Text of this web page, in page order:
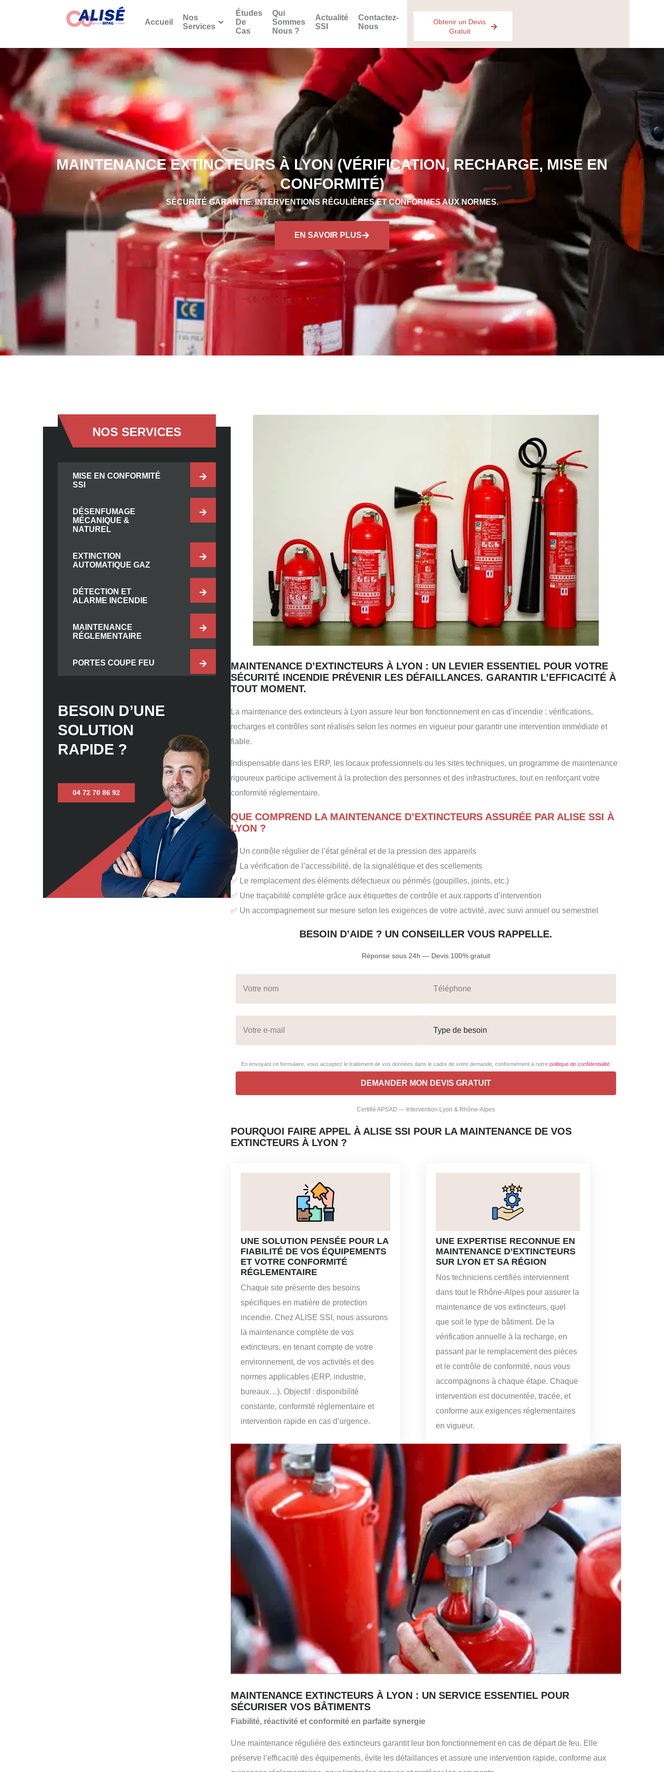
Accueil
Nos
Services
Études
De
Cas
Qui
Sommes
Nous ?
Actualité
SSI
Contactez-
Nous
Obtenir un Devis
Gratuit
MAINTENANCE EXTINCTEURS À LYON (VÉRIFICATION, RECHARGE, MISE EN
CONFORMITÉ)
SÉCURITÉ GARANTIE. INTERVENTIONS RÉGULIÈRES ET CONFORMES AUX NORMES.
EN SAVOIR PLUS
NOS SERVICES
MISE EN CONFORMITÉ
SSI
DÉSENFUMAGE
MÉCANIQUE &
NATUREL
EXTINCTION
AUTOMATIQUE GAZ
DÉTECTION ET
ALARME INCENDIE
MAINTENANCE
RÉGLEMENTAIRE
PORTES COUPE FEU
BESOIN D’UNE
SOLUTION
RAPIDE ?
04 72 70 86 92
MAINTENANCE D’EXTINCTEURS À LYON : UN LEVIER ESSENTIEL POUR VOTRE
SÉCURITÉ INCENDIE PRÉVENIR LES DÉFAILLANCES. GARANTIR L’EFFICACITÉ À
TOUT MOMENT.
La maintenance des extincteurs à Lyon assure leur bon fonctionnement en cas d’incendie : vérifications,
recharges et contrôles sont réalisés selon les normes en vigueur pour garantir une intervention immédiate et
fiable.
Indispensable dans les ERP, les locaux professionnels ou les sites techniques, un programme de maintenance
rigoureux participe activement à la protection des personnes et des infrastructures, tout en renforçant votre
conformité réglementaire.
QUE COMPREND LA MAINTENANCE D’EXTINCTEURS ASSURÉE PAR ALISE SSI À
LYON ?
✅ Un contrôle régulier de l’état général et de la pression des appareils
✅ La vérification de l’accessibilité, de la signalétique et des scellements
✅ Le remplacement des éléments défectueux ou périmés (goupilles, joints, etc.)
✅ Une traçabilité complète grâce aux étiquettes de contrôle et aux rapports d’intervention
✅ Un accompagnement sur mesure selon les exigences de votre activité, avec suivi annuel ou semestriel
BESOIN D’AIDE ? UN CONSEILLER VOUS RAPPELLE.
Réponse sous 24h — Devis 100% gratuit
En envoyant ce formulaire, vous acceptez le traitement de vos données dans le cadre de votre demande, conformément à notre politique de confidentialité.
Certifié APSAD — Intervention Lyon & Rhône-Alpes
POURQUOI FAIRE APPEL À ALISE SSI POUR LA MAINTENANCE DE VOS
EXTINCTEURS À LYON ?
UNE SOLUTION PENSÉE POUR LA
FIABILITÉ DE VOS ÉQUIPEMENTS
ET VOTRE CONFORMITÉ
RÉGLEMENTAIRE
Chaque site présente des besoins
spécifiques en matière de protection
incendie. Chez ALISE SSI, nous assurons
la maintenance complète de vos
extincteurs, en tenant compte de votre
environnement, de vos activités et des
normes applicables (ERP, industrie,
bureaux…). Objectif : disponibilité
constante, conformité réglementaire et
intervention rapide en cas d’urgence.
UNE EXPERTISE RECONNUE EN
MAINTENANCE D’EXTINCTEURS
SUR LYON ET SA RÉGION
Nos techniciens certifiés interviennent
dans tout le Rhône-Alpes pour assurer la
maintenance de vos extincteurs, quel
que soit le type de bâtiment. De la
vérification annuelle à la recharge, en
passant par le remplacement des pièces
et le contrôle de conformité, nous vous
accompagnons à chaque étape. Chaque
intervention est documentée, tracée, et
conforme aux exigences réglementaires
en vigueur.
MAINTENANCE EXTINCTEURS À LYON : UN SERVICE ESSENTIEL POUR
SÉCURISER VOS BÂTIMENTS
Fiabilité, réactivité et conformité en parfaite synergie
Une maintenance régulière des extincteurs garantit leur bon fonctionnement en cas de départ de feu. Elle
préserve l’efficacité des équipements, évite les défaillances et assure une intervention rapide, conforme aux